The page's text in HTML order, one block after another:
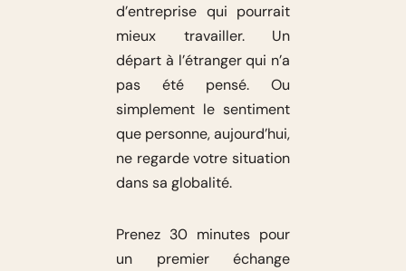
d’entreprise qui pourrait
mieux travailler. Un
départ à l’étranger qui n’a
pas été pensé. Ou
simplement le sentiment
que personne, aujourd’hui,
ne regarde votre situation
dans sa globalité.
Prenez 30 minutes pour
un premier échange